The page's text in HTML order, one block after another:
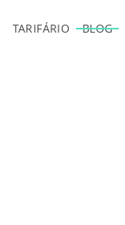
TARIFÁRIO BLOG